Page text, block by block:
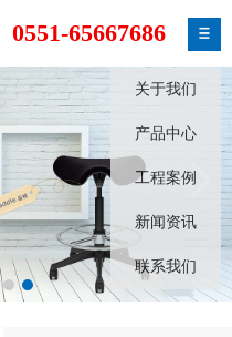
0551-65667686
关于我们
产品中心
工程案例
新闻资讯
联系我们